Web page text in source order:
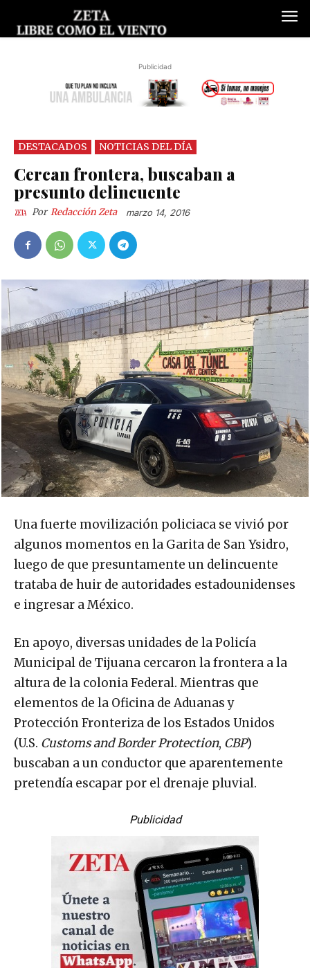
Publicidad
DESTACADOS NOTICIAS DEL DÍA
Cercan frontera, buscaban a
presunto delincuente
Por Redacción Zeta marzo 14, 2016
Una fuerte movilización policiaca se vivió por
algunos momentos en la Garita de San Ysidro,
luego de que presuntamente un delincuente
trataba de huir de autoridades estadounidenses
e ingresar a México.
En apoyo, diversas unidades de la Policía
Municipal de Tijuana cercaron la frontera a la
altura de la colonia Federal. Mientras que
elementos de la Oficina de Aduanas y
Protección Fronteriza de los Estados Unidos
(U.S. Customs and Border Protection, CBP)
buscaban a un conductor que aparentemente
pretendía escapar por el drenaje pluvial.
Publicidad